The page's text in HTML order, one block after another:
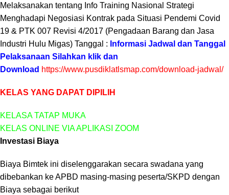
Melaksanakan tentang Info Training Nasional Strategi
Menghadapi Negosiasi Kontrak pada Situasi Pendemi Covid
19 & PTK 007 Revisi 4/2017 (Pengadaan Barang dan Jasa
Industri Hulu Migas) Tanggal : Informasi Jadwal dan Tanggal
Pelaksanaan Silahkan klik dan
Download https://www.pusdiklatlsmap.com/download-jadwal/
KELAS YANG DAPAT DIPILIH
KELASA TATAP MUKA
KELAS ONLINE VIA APLIKASI ZOOM
Investasi Biaya
Biaya Bimtek ini diselenggarakan secara swadana yang
dibebankan ke APBD masing-masing peserta/SKPD dengan
Biaya sebagai berikut